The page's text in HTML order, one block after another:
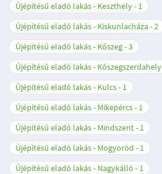
Újépítésű eladó lakás - Keszthely
1
Újépítésű eladó lakás - Kiskunlacháza 2
Újépítésű eladó lakás - Kőszeg 3
Újépítésű eladó lakás - Kőszegszerdahely
Újépítésű eladó lakás - Kulcs
1
Újépítésű eladó lakás - Mikepércs
1
Újépítésű eladó lakás - Mindszent
1
Újépítésű eladó lakás - Mogyoród
1
Újépítésű eladó lakás - Nagykálló
1